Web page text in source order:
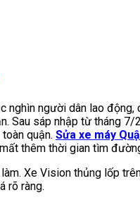
người dân lao
sáp nhập từ tháng
quận. Sửa xe máy
thêm thời gian tìm
Xe Vision thủng lốp
rõ ràng.